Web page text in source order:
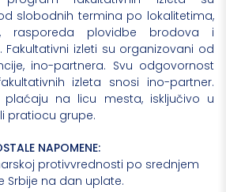
slobodnih termina po lokalitetima,
rasporeda plovidbe brodova i
Fakultativni izleti su organizovani od
ino-partnera. Svu odgovornost
izleta snosi ino-partner.
plaćaju na licu mesta, isključivo u
pratiocu grupe.
NAPOMENE:
protivvrednosti po srednjem
Srbije na dan uplate.